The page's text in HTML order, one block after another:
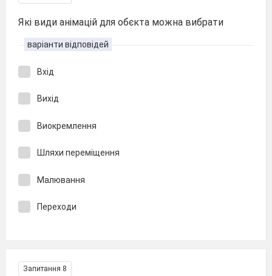
Які види анімацій для обєкта можна вибрати
варіанти відповідей
Вхід
Вихід
Виокремлення
Шляхи переміщення
Малювання
Переходи
Запитання 8